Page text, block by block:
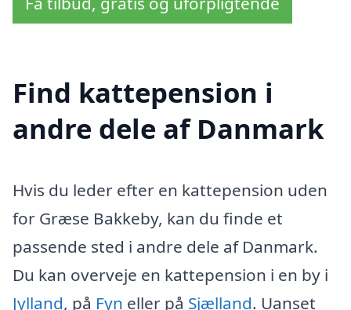
Find kattepension i
andre dele af Danmark
Hvis du leder efter en kattepension uden
for Græse Bakkeby, kan du finde et
passende sted i andre dele af Danmark.
Du kan overveje en kattepension i en by i
Jylland, på Fyn eller på Sjælland. Uanset